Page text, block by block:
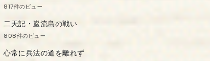
817件のビュー
二天記・巌流島の戦い
808件のビュー
心常に兵法の道を離れず